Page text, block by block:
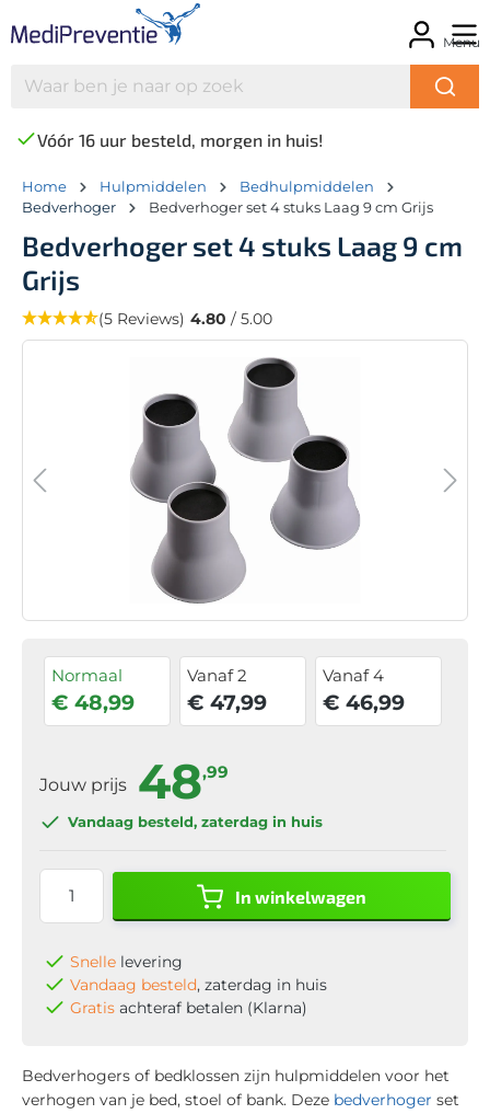
Menu
Vóór 16 uur besteld, morgen in huis!
Home Hulpmiddelen
Bedhulpmiddelen
Bedverhoger
Bedverhoger set 4 stuks Laag 9 cm Grijs
Bedverhoger set 4 stuks Laag 9 cm
Grijs
(5 Reviews) 4.80 / 5.00
Normaal
€ 48,99
Vanaf 2
€ 47,99
Vanaf 4
€ 46,99
Jouw prijs 48,99
Vandaag besteld, zaterdag in huis
In winkelwagen
Snelle levering
Vandaag besteld, zaterdag in huis
Gratis achteraf betalen (Klarna)
Bedverhogers of bedklossen zijn hulpmiddelen voor het
verhogen van je bed, stoel of bank. Deze bedverhoger set